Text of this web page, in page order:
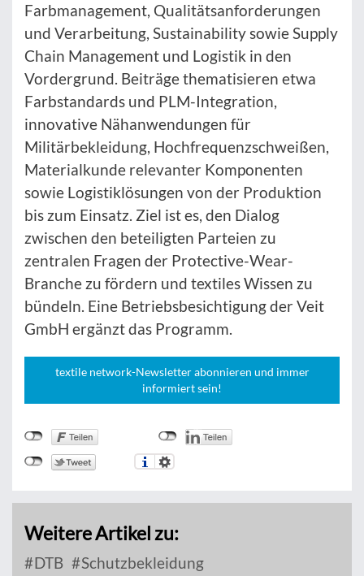
Farbmanagement, Qualitätsanforderungen
und Verarbeitung, Sustainability sowie Supply
Chain Management und Logistik in den
Vordergrund. Beiträge thematisieren etwa
Farbstandards und PLM-Integration,
innovative Nähanwendungen für
Militärbekleidung, Hochfrequenzschweißen,
Materialkunde relevanter Komponenten
sowie Logistiklösungen von der Produktion
bis zum Einsatz. Ziel ist es, den Dialog
zwischen den beteiligten Parteien zu
zentralen Fragen der Protective-Wear-
Branche zu fördern und textiles Wissen zu
bündeln. Eine Betriebsbesichtigung der Veit
GmbH ergänzt das Programm.
textile network-Newsletter abonnieren und immer
informiert sein!
Weitere Artikel zu:
DTB Schutzbekleidung